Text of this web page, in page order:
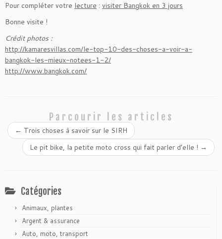
Pour compléter votre lecture : visiter Bangkok en 3 jours
Bonne visite !
Crédit photos :
http://kamaresvillas.com/le-top-10-des-choses-a-voir-a-
bangkok-les-mieux-notees-1-2/
http://www.bangkok.com/
Parcourir les articles
← Trois choses à savoir sur le SIRH
Le pit bike, la petite moto cross qui fait parler d’elle ! →
Catégories
Animaux, plantes
Argent & assurance
Auto, moto, transport